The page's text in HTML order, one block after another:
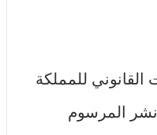
القانوني للمملكة
نشر المرسوم